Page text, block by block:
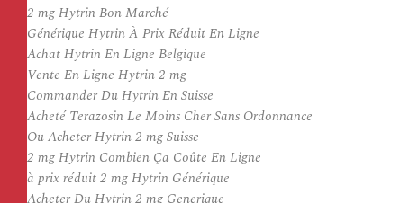
2 mg Hytrin Bon Marché
Générique Hytrin À Prix Réduit En Ligne
Achat Hytrin En Ligne Belgique
Vente En Ligne Hytrin 2 mg
Commander Du Hytrin En Suisse
Acheté Terazosin Le Moins Cher Sans Ordonnance
Ou Acheter Hytrin 2 mg Suisse
2 mg Hytrin Combien Ça Coûte En Ligne
à prix réduit 2 mg Hytrin Générique